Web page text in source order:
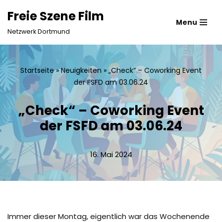
springen
Freie Szene Film
Netzwerk Dortmund
Menu
Startseite»Neuigkeiten » „Check“ – Coworking Event
der FSFD am 03.06.24
„Check“ – Coworking Event
der FSFD am 03.06.24
16. Mai 2024
Immer dieser Montag, eigentlich war das Wochenende